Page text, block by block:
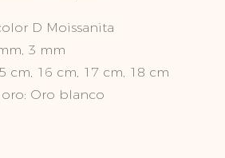
D Moissanita
3 mm
cm, 16 cm, 17 cm, 18 cm
Oro blanco